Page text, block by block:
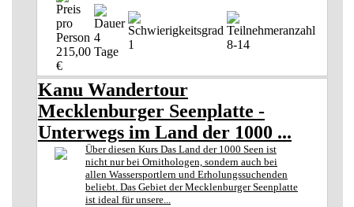
215,00
€
4
Tage
1 8-14
Kanu Wandertour
Mecklenburger Seenplatte -
Unterwegs im Land der 1000 ...
Über diesen Kurs Das Land der 1000 Seen ist
nicht nur bei Ornithologen, sondern auch bei
allen Wassersportlern und Erholungssuchenden
beliebt. Das Gebiet der Mecklenburger Seenplatte
ist ideal für unsere...